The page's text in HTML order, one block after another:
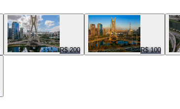
R$ 200 R$ 100